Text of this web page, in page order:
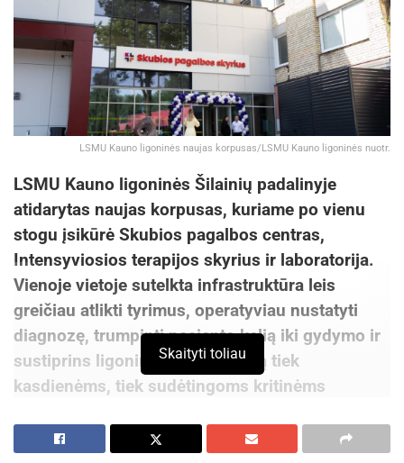
LSMU Kauno ligoninės naujas korpusas/LSMU Kauno ligoninės nuotr.
LSMU Kauno ligoninės Šilainių padalinyje
atidarytas naujas korpusas, kuriame po vienu
stogu įsikūrė Skubios pagalbos centras,
Intensyviosios terapijos skyrius ir laboratorija.
Vienoje vietoje sutelkta infrastruktūra leis
greičiau atlikti tyrimus, operatyviau nustatyti
diagnozę, trumpinti paciento kelią iki gydymo ir
sustiprins ligoninės pasirengimą tiek
kasdienėms, tiek sudėtingoms kritinėms
„Naujasis korpusas – tai ne tik modernios
Skaityti toliau